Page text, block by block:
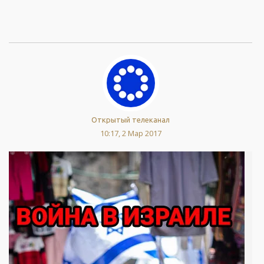
Открытый телеканал
10:17, 2 Мар 2017